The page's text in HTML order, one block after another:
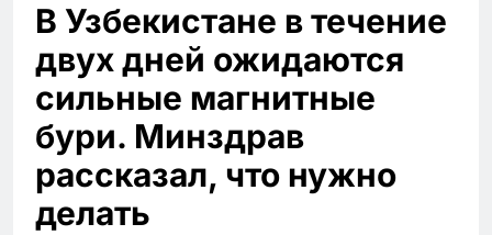
В Узбекистане в течение
двух дней ожидаются
сильные магнитные
бури. Минздрав
рассказал, что нужно
делать